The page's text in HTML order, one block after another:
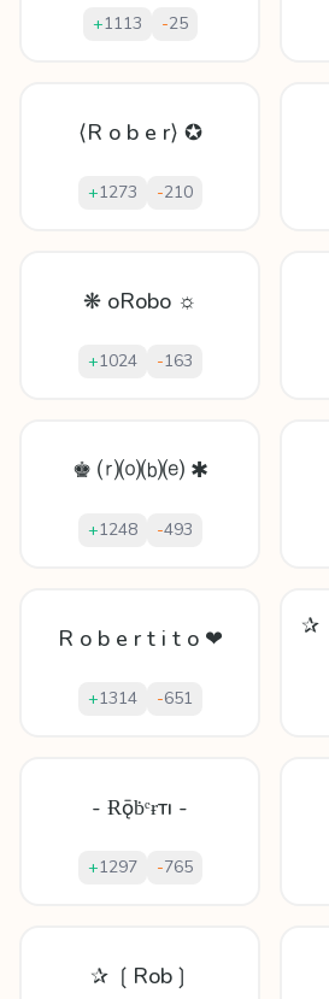
+1113 -25
⟨R o b e r⟩ ✪
+1273 -210
❋ oRobo ☼
+1024 -163
♚ ⒭⒪⒝⒠ ✱
+1248 -493
R o b e r t i t o ❤
+1314 -651
✰
- Ɍǭḃᵉɍтı -
+1297 -765
✰ ❲Rob❳